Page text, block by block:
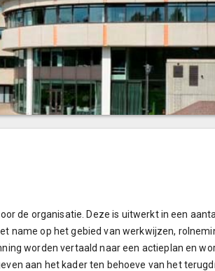
de organisatie. Deze is uitwerkt in een
name op het gebied van werkwijzen,
worden vertaald naar een actieplan en
aan het kader ten behoeve van het